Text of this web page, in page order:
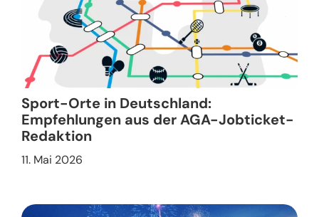
Sport-Orte in Deutschland:
Empfehlungen aus der AGA-Jobticket-
Redaktion
11. Mai 2026